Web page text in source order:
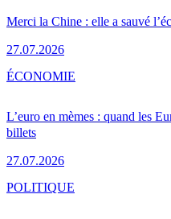
Merci la Chine : elle a sauvé
27.07.2026
L’euro en mèmes : quand les
billets
27.07.2026
ÉCONOMIE
POLITIQUE